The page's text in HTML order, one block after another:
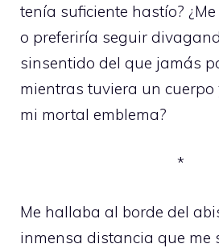
tenía suficiente hastío?
o preferiría seguir
sinsentido del que jamás
mientras tuviera un
mi mortal emblema?
*
Me hallaba al borde del
inmensa distancia que me